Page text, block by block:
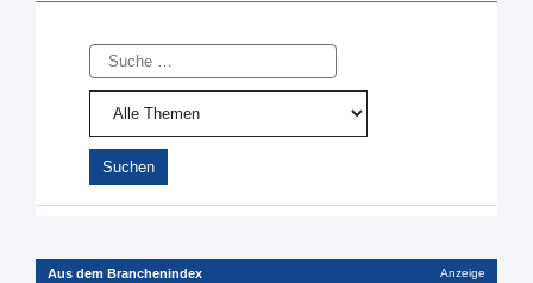
Suche
Aus dem Branchenindex Anzeige